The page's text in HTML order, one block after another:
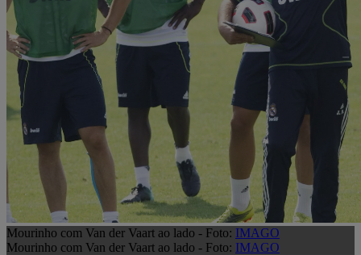
Mourinho com Van der Vaart ao lado - Foto: IMAGO
Mourinho com Van der Vaart ao lado - Foto: IMAGO